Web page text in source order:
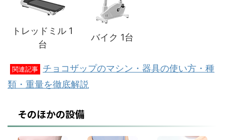
トレッドミル 1
台
バイク 1台
関連記事
チョコザップのマシン・器具の使い方・種
類・重量を徹底解説
そのほかの設備